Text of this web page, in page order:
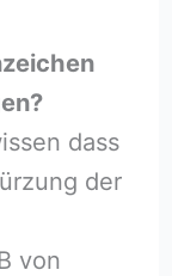
dass
der
von